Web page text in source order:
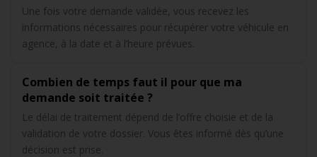
Une fois votre demande validée, vous recevez les
informations nécessaires pour récupérer votre véhicule en
agence, à la date et à l’heure prévues.
Combien de temps faut il pour que ma
demande soit traitée ?
Le délai de traitement dépend de l’offre choisie et de la
validation de votre dossier. Vous êtes informé dès qu’une
décision est prise.